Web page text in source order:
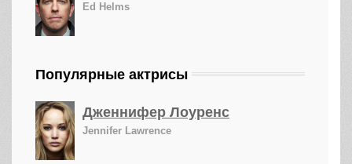
Ed Helms
Популярные актрисы
Дженнифер Лоуренс
Jennifer Lawrence